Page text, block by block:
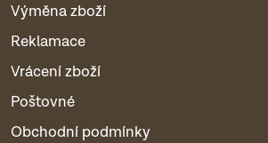
Výměna zboží
Reklamace
Vrácení zboží
Poštovné
Obchodní podmínky